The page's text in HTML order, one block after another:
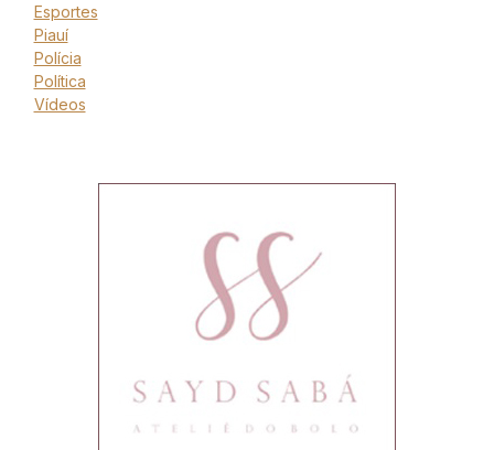
Esportes
Piauí
Polícia
Política
Vídeos